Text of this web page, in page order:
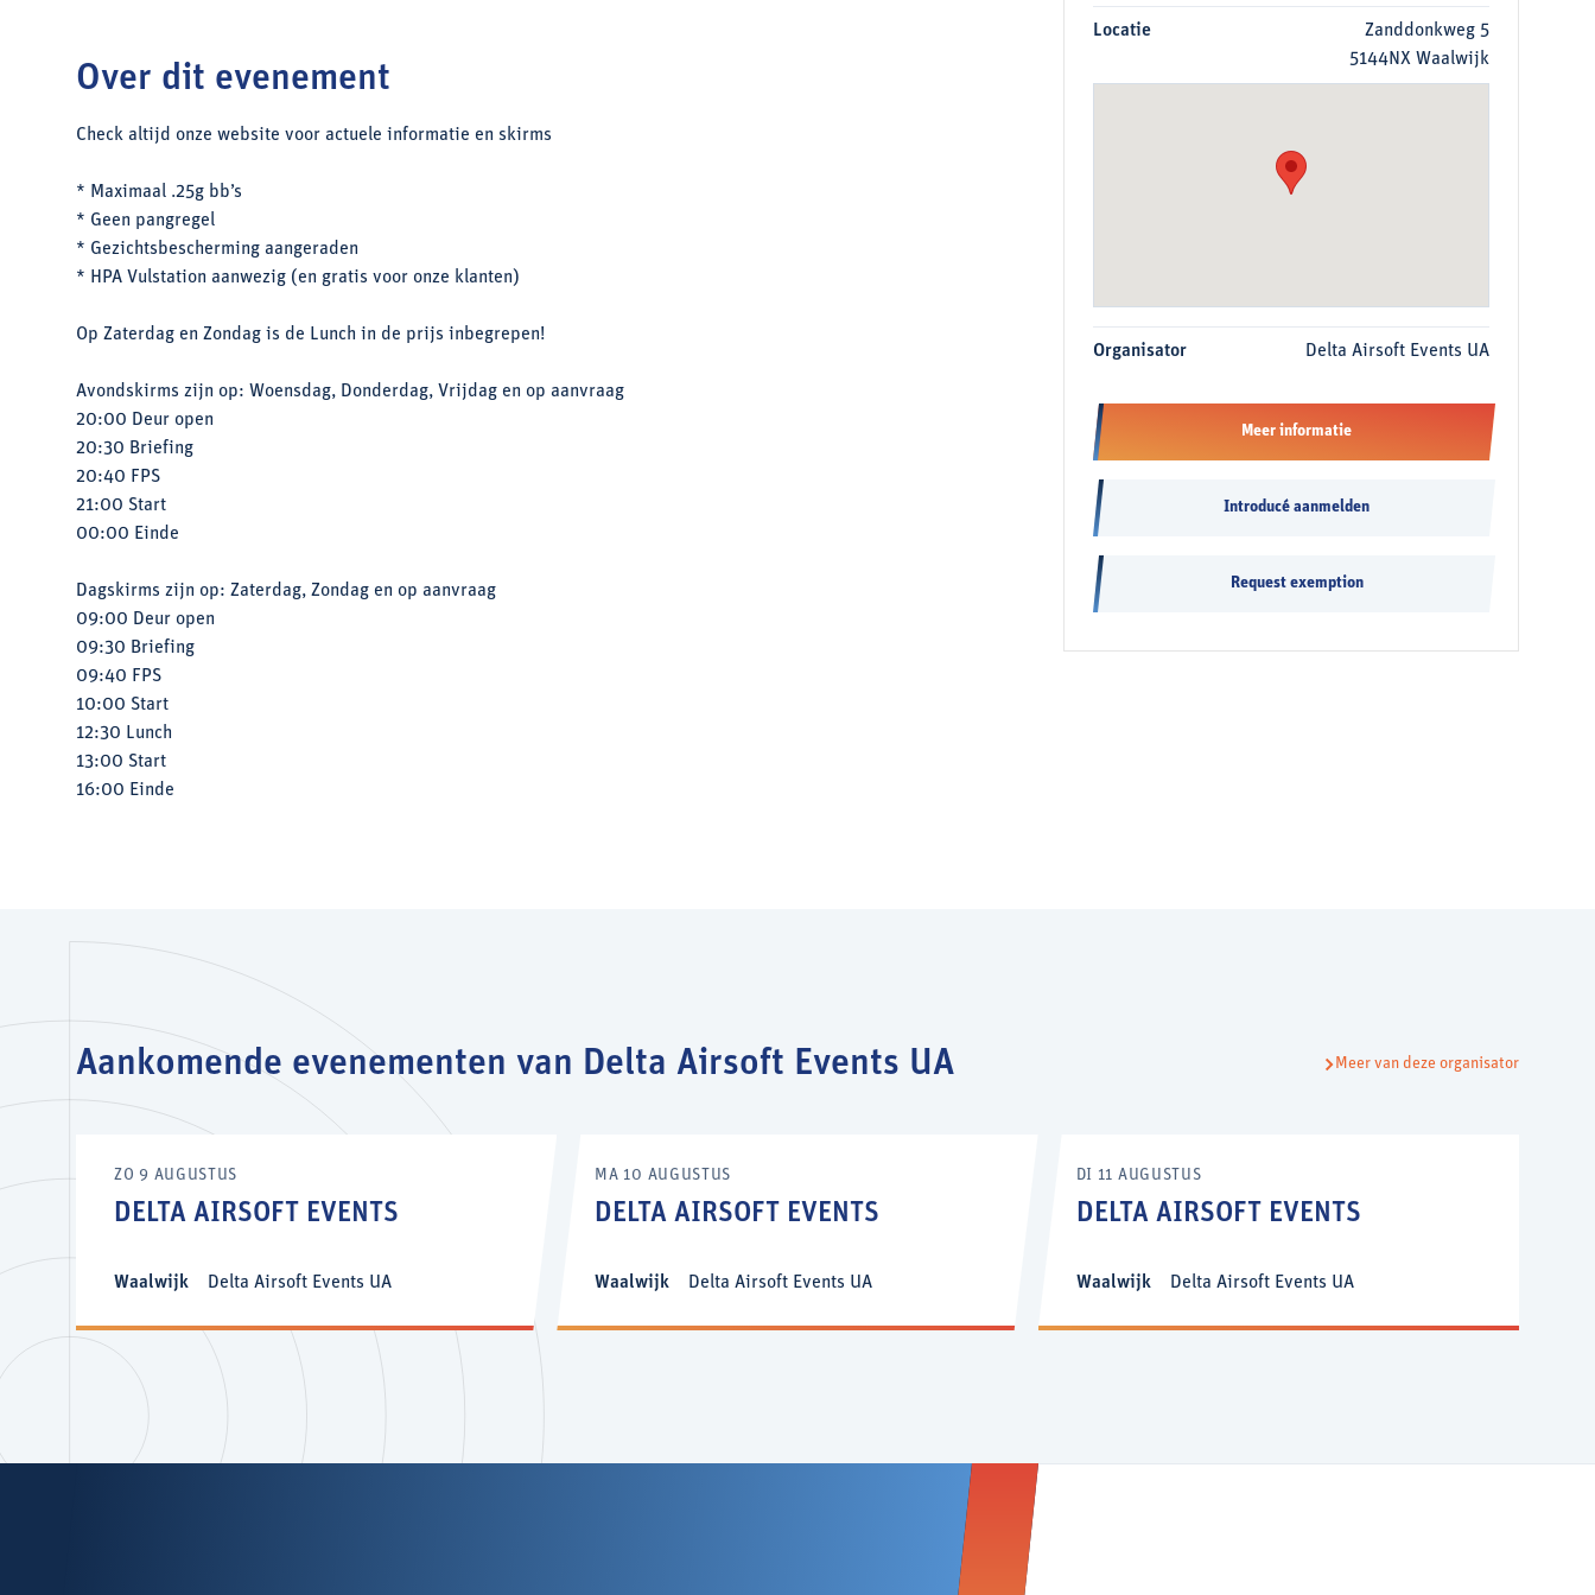
Locatie
Zanddonkweg 5
5144NX Waalwijk
Organisator Delta Airsoft Events UA
Meer informatie
Introducé aanmelden
Request exemption
Over dit evenement
Check altijd onze website voor actuele informatie en skirms
* Maximaal .25g bb’s
* Geen pangregel
* Gezichtsbescherming aangeraden
* HPA Vulstation aanwezig (en gratis voor onze klanten)
Op Zaterdag en Zondag is de Lunch in de prijs inbegrepen!
Avondskirms zijn op: Woensdag, Donderdag, Vrijdag en op aanvraag
20:00 Deur open
20:30 Briefing
20:40 FPS
21:00 Start
00:00 Einde
Dagskirms zijn op: Zaterdag, Zondag en op aanvraag
09:00 Deur open
09:30 Briefing
09:40 FPS
10:00 Start
12:30 Lunch
13:00 Start
16:00 Einde
Aankomende evenementen van Delta Airsoft Events UA Meer van deze organisator
ZO 9 AUGUSTUS
DELTA AIRSOFT EVENTS
Waalwijk Delta Airsoft Events UA
MA 10 AUGUSTUS
DELTA AIRSOFT EVENTS
Waalwijk Delta Airsoft Events UA
DI 11 AUGUSTUS
DELTA AIRSOFT EVENTS
Waalwijk Delta Airsoft Events UA